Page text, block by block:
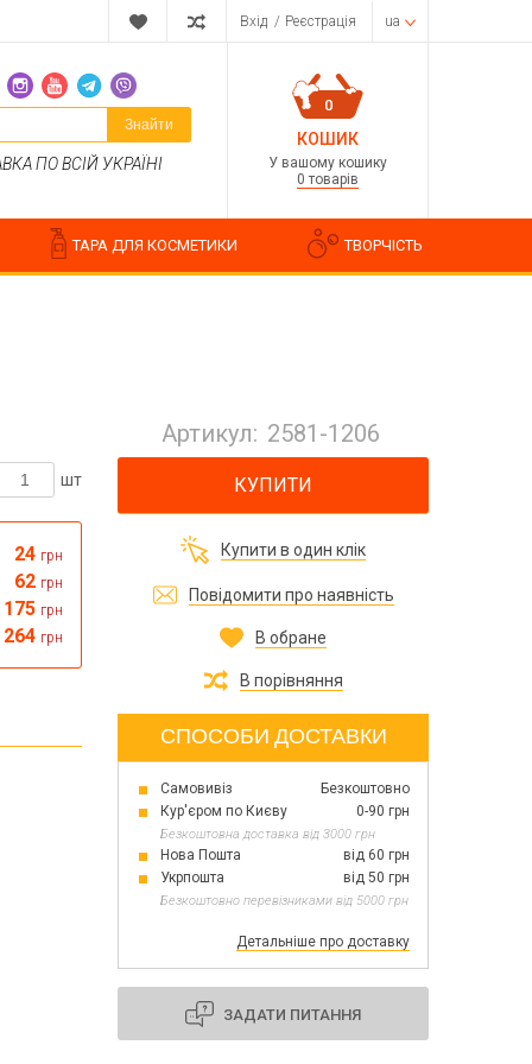
Вхід / Реєстрація ua
Знайти
ПО ВСІЙ УКРАЇНІ
0
КОШИК
У вашому кошику
0 товарів
Косметичні ароматизатори
Ароматизатори харчові
Все для виготовлення парфумів
Все для аромасаше та аромадифузорів
Тара косметична опт
Масло для мила оптом
Основи для скрабу
Трави для мила
Глина косметична
Новий рік, Різдво
1 жовтня День захисників та захисниць
України
ТАРА ДЛЯ КОСМЕТИКИ ТВОРЧІСТЬ
шт
24 грн
62 грн
175 грн
264 грн
Артикул: 2581-1206
КУПИТИ
Купити в один клік
Повідомити про наявність
В обране
В порівняння
СПОСОБИ ДОСТАВКИ
Самовивіз
Безкоштовно
Кур'єром по Києву
0-90 грн
Безкоштовна доставка від 3000 грн
Нова Пошта
від 60 грн
Укрпошта
від 50 грн
Безкоштовно перевізниками від 5000 грн
Детальніше про доставку
ЗАДАТИ ПИТАННЯ